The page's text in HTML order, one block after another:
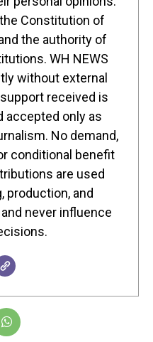
Constitution of
the authority of
WH NEWS
without external
received is
accepted only as
No demand,
conditional benefit
are used
production, and
never influence